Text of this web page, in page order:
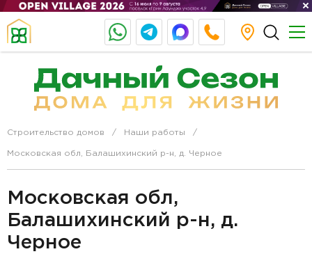
Строительство домов Наши работы
Московская обл, Балашихинский р-н, д. Черное
Московская обл,
Балашихинский р-н, д.
Черное